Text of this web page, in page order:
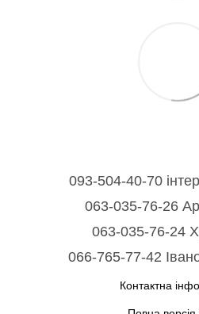
093-504-40-70
063-035-76-26
063-035-76-24
066-765-77-42
Контактна